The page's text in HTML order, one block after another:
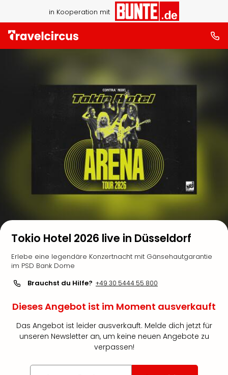
in Kooperation mit
Tokio Hotel 2026 live in Düsseldorf
Erlebe eine legendäre Konzertnacht mit Gänsehautgarantie
im PSD Bank Dome
Brauchst du Hilfe? +49 30 5444 55 800
Dieses Angebot ist im Moment ausverkauft
Das Angebot ist leider ausverkauft. Melde dich jetzt für
unseren Newsletter an, um keine neuen Angebote zu
verpassen!